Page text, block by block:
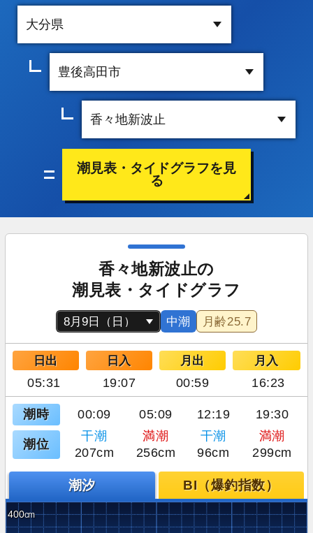
潮見表・タイドグラフを見
る
香々地新波止の
潮見表・タイドグラフ
中潮 月齢25.7
日出 日入 月出 月入
05:31 19:07 00:59 16:23
潮時 00:09 05:09 12:19 19:30
潮位
干潮 満潮 干潮
満潮
207cm
256cm 96cm 299cm
潮汐 BI（爆釣指数）
400